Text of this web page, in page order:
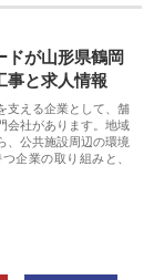
ドが山形県鶴岡
事と求人情報
支える企業として、舗
会社があります。地域
、公共施設周辺の環境
企業の取り組みと、